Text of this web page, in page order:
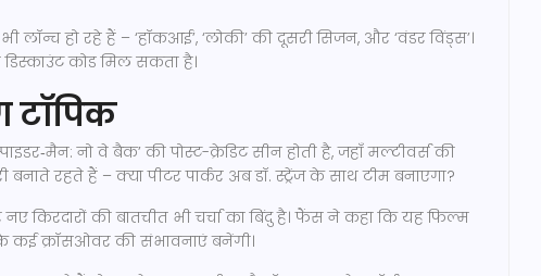
हो रहे हैं – ‘हॉकआई’, ‘लोकी’ की दूसरी सिजन, और ‘वंडर विंड्स’।
कोड मिल सकता है।
टॉपिक
नो वे बैक’ की पोस्ट-क्रेडिट सीन होती है, जहाँ मल्टीवर्स की
रहते हैं – क्या पीटर पार्कर अब डॉ. स्ट्रेंज के साथ टीम बनाएगा?
नए किरदारों की बातचीत भी चर्चा का बिंदु है। फैंस ने कहा कि यह फिल्म
क्रॉसओवर की संभावनाएं बनेंगी।